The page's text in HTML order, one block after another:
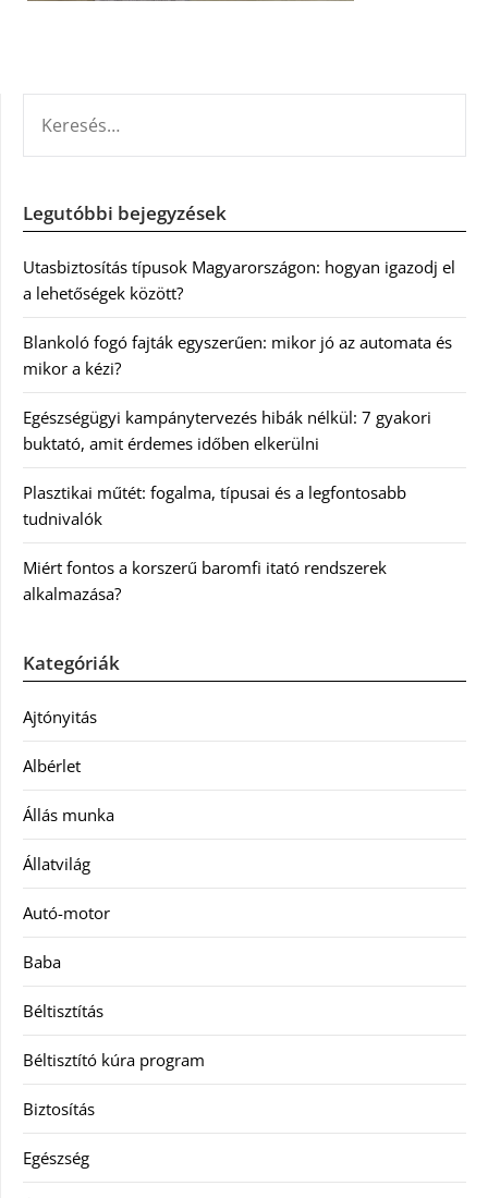
Legutóbbi bejegyzések
Utasbiztosítás típusok Magyarországon: hogyan igazodj el
a lehetőségek között?
Blankoló fogó fajták egyszerűen: mikor jó az automata és
mikor a kézi?
Egészségügyi kampánytervezés hibák nélkül: 7 gyakori
buktató, amit érdemes időben elkerülni
Plasztikai műtét: fogalma, típusai és a legfontosabb
tudnivalók
Miért fontos a korszerű baromfi itató rendszerek
alkalmazása?
Kategóriák
Ajtónyitás
Albérlet
Állás munka
Állatvilág
Autó-motor
Baba
Béltisztítás
Béltisztító kúra program
Biztosítás
Egészség